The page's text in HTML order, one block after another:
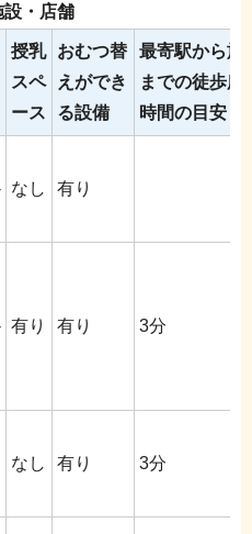
設・店舗
授乳
スペ
ース
おむつ替
えができ
る設備
最寄駅から施
までの徒歩所
時間の目安
なし 有り
有り 有り 3分
なし 有り 3分